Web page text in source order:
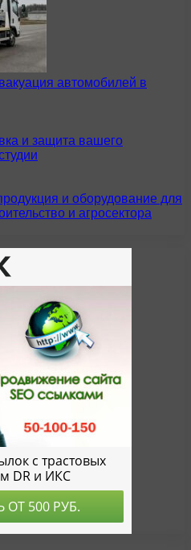
автомобилей в
и защита вашего
и оборудование для
и агросектора